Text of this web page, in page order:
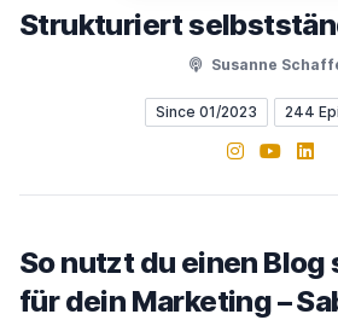
Susanne
Since 01/2023 244
Instagram
YouTube
So nutzt du einen
für dein Marketing –